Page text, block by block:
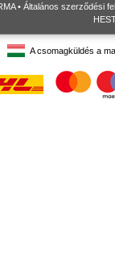
• Általános szerződési
A csomagküldés a